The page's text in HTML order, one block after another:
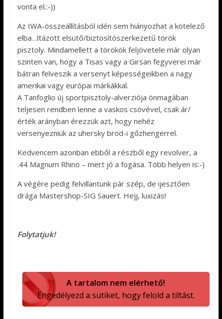
vonta el.:-))
Az IWA-összeállításból idén sem hiányozhat a kötelező
elba…ltázott elsütő/biztosítószerkezetű török
pisztoly. Mindamellett a törökök feljövetele már olyan
szinten van, hogy a Tisas vagy a Girsan fegyverei már
bátran felveszik a versenyt képességeikben a nagy
amerikai vagy európai márkákkal.
A Tanfoglio új sportpisztoly-alverziója önmagában
teljesen rendben lenne a vaskos csövével, csak ár/
érték arányban érezzük azt, hogy nehéz
versenyezniük az uhersky brod-i gőzhengerrel.
Kedvencem azonban ebből a részből egy revolver, a
.44 Magnum Rhino – mert jó a fogása. Több helyen is:-)
A végére pedig felvillantunk pár szép, de ijesztően
drága Mastershop-SIG Sauert. Hejj, luxizás!
Folytatjuk!
A tartalom nem elérhető!
Engedélyezd a sütiket, hogy felold a tiltást.